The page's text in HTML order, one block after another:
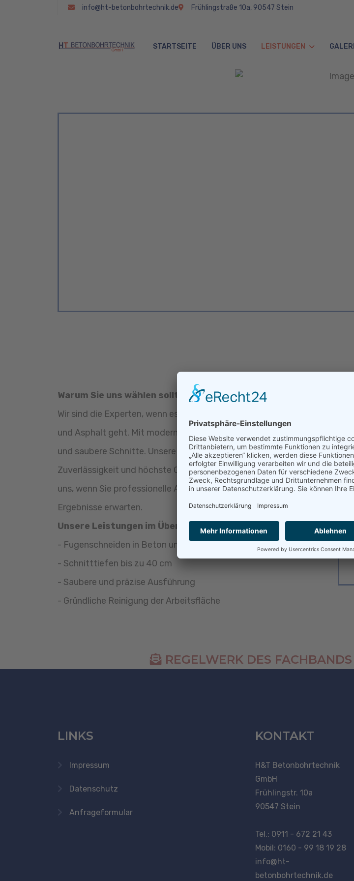
info@ht-betonbohrtechnik.de Frühlingstraße 10a, 90547 Stein
STARTSEITE ÜBER UNS LEISTUNGEN
Warum Sie uns wählen sollten:
Wir sind die Experten, wenn es um präzises Schneiden von Beton
und Asphalt geht. Mit modernster Technik sorgen wir für exakte
und saubere Schnitte. Unsere Arbeitsweise steht für Effizienz,
Zuverlässigkeit und höchste Qualität. Entscheiden Sie sich für
uns, wenn Sie professionelle Ausführung und langlebige
Ergebnisse erwarten.
Unsere Leistungen im Überblick:
- Fugenschneiden in Beton und Asphalt
- Schnitttiefen bis zu 40 cm
- Saubere und präzise Ausführung
- Gründliche Reinigung der Arbeitsfläche
REGELWERK DES
LINKS
Impressum
Datenschutz
Anfrageformular
KONTAKT
H&T Betonbohrtechnik
GmbH
Frühlingstr. 10a
90547 Stein
Tel.: 0911 - 672 21 43
Mobil: 0160 - 99 18 19 28
info@ht-
betonbohrtechnik.de